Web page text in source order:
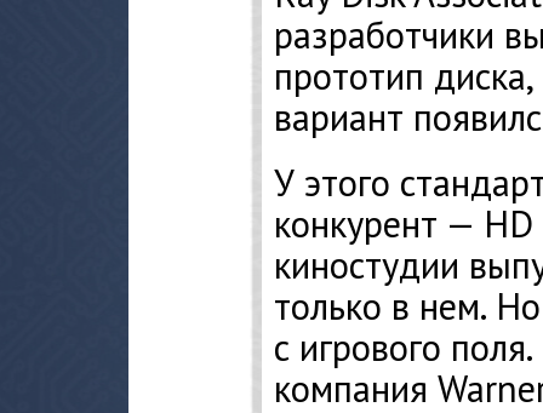
разработчики
прототип
вариант
У этого
конкурент —
киностудии
только в нем.
с игрового
компания